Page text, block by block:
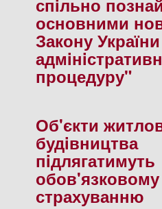
спiльно
основними
Закону
процедуру"
Об'єкти
будiвництва
пiдлягатимуть
обов'язковому
страхуванню